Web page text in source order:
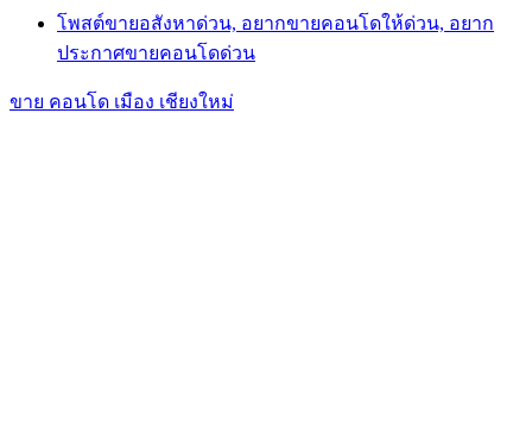
โพสต์ขายอสังหาด่วน, อยากขายคอนโดให้ด่วน, อยาก
ประกาศขายคอนโดด่วน
ขาย คอนโด เมือง เชียงใหม่